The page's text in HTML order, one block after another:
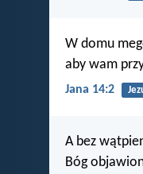
W domu
aby wam
Jana 14:2
A bez
Bóg